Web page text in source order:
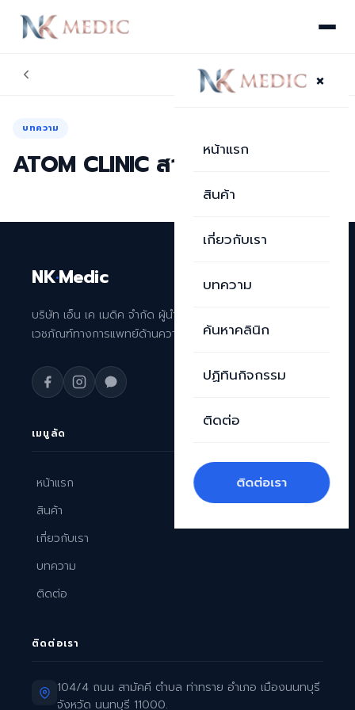
×
หน้าแรก
สินค้า
เกี่ยวกับเรา
บทความ
ค้นหาคลินิก
ปฏิทินกิจกรรม
ติดต่อ
ติดต่อเรา
บทความ
ATOM CLINIC สาขาเมเจอร์รังสิต
NK·Medic
บริษัท เอ็น เค เมดิค จำกัด ผู้นำเข้าและจัดจำหน่าย
เวชภัณฑ์ทางการแพทย์ด้านความงามระดับพรีเมียม
เมนูลัด
หน้าแรก
สินค้า
เกี่ยวกับเรา
บทความ
ติดต่อ
ติดต่อเรา
104/4 ถนน สามัคคี ตำบล ท่าทราย อำเภอ เมืองนนทบุรี
จังหวัด นนทบุรี 11000.